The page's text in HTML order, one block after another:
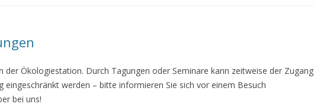
der Ökologiestation. Durch Tagungen oder Seminare kann zeitweise der Zugang
eingeschränkt werden – bitte informieren Sie sich vor einem Besuch
bei uns!